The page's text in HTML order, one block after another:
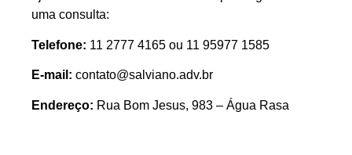
uma consulta:
Telefone: 11 2777 4165 ou 11 95977 1585
E-mail: contato@salviano.adv.br
Endereço: Rua Bom Jesus, 983 – Água Rasa